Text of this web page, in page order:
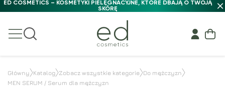
ED COSMETICS – KOSMETYKI PIELĘGNACYJNE, KTÓRE DBAJĄ O TWOJĄ
SKÓRĘ
Główny Katalog Zobacz wszystkie kategorie Do mężczyzn
MEN SERUM / Serum dla mężczyzn